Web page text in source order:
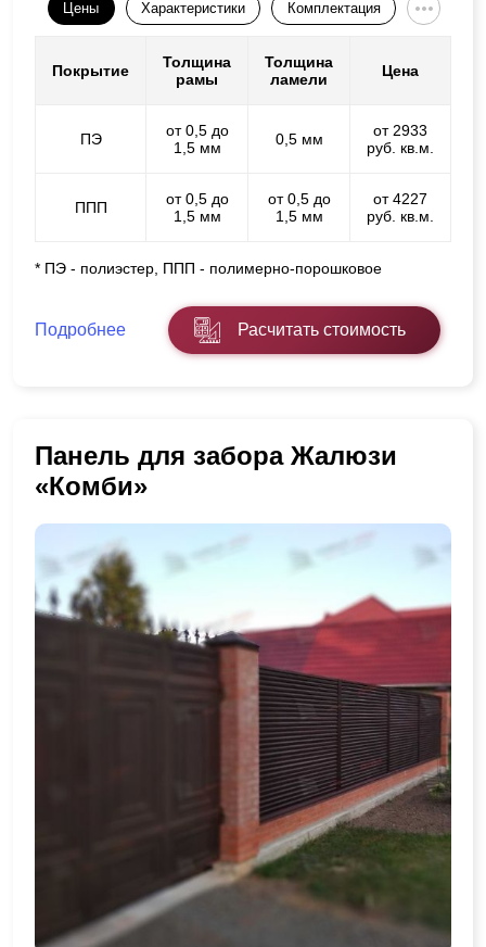
Цены Характеристики Комплектация
Покрытие
Толщина
рамы
Толщина
ламели
Цена
ПЭ
от 0,5 до
1,5 мм
0,5 мм
от 2933
руб. кв.м.
ППП
от 0,5 до
1,5 мм
от 0,5 до
1,5 мм
от 4227
руб. кв.м.
* ПЭ - полиэстер, ППП - полимерно-порошковое
Подробнее Расчитать стоимость
Панель для забора Жалюзи
«Комби»